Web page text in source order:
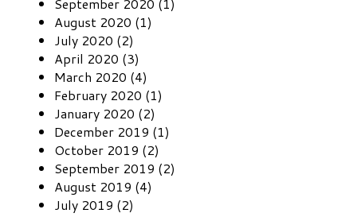
August 2020 (1)
July 2020 (2)
April 2020 (3)
March 2020 (4)
February 2020 (1)
January 2020 (2)
December 2019 (1)
October 2019 (2)
September 2019 (2)
August 2019 (4)
July 2019 (2)